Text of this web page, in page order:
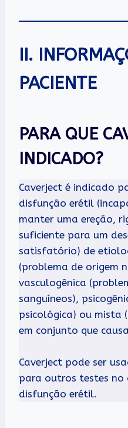
II.
PACIENTE
PARA QUE
INDICADO?
Caverject é indicado
disfunção erétil
manter uma ereção,
suficiente para um
satisfatório) de
(problema de origem
vasculogênica
sanguíneos),
psicológica) ou mista
em conjunto que
Caverject pode ser
para outros testes no
disfunção erétil.